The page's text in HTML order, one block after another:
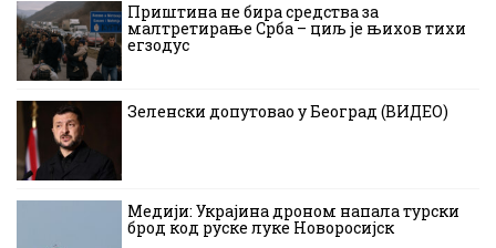
Приштина не бира средства за
малтретирање Срба – циљ је њихов тихи
егзодус
Зеленски допутовао у Београд (ВИДЕО)
Медији: Украјина дроном напала турски
брод код руске луке Новоросијск